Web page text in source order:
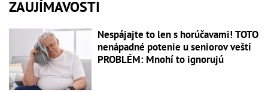
ZAUJÍMAVOSTI
Nespájajte to len s horúčavami! TOTO
nenápadné potenie u seniorov veští
PROBLÉM: Mnohí to ignorujú